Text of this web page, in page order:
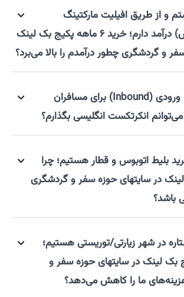
و از طریق افیلیت مارکتینگ
(همکاری در فروش) درآمد دارم؛ خرید ۶ ماهه پکیج بک لینک
و گردشگری چطور درآمدم را بالا می‌برد؟
من مجری تورهای ورودی (Inbound) برای مسافران
انکرتکست انگلیسی بگذارم؟
بلیط اتوبوس و قطار هستیم؛ چرا
بک لینک در سایتهای حوزه سفر و گردشگری
باشد؟
در شهر زیارتی/توریستی هستیم؛
پکیج بک لینک در سایتهای حوزه سفر و
ما را کاهش می‌دهد؟